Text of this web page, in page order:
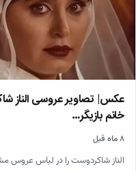
عکس| تصاویر عروسی الناز
خانم بازیگر…
۸ ماه قبل
الناز شاکردوست را در لباس عروس